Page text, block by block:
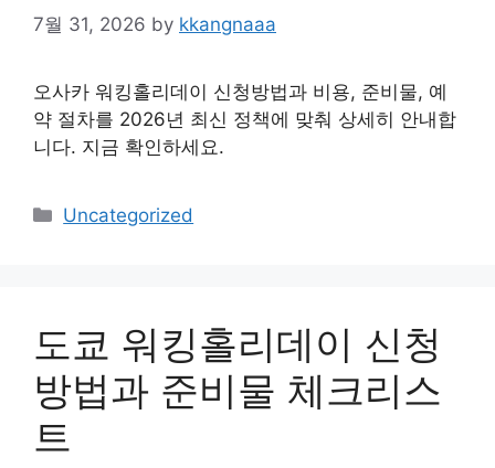
7월 31, 2026 by kkangnaaa
오사카 워킹홀리데이 신청방법과 비용, 준비물, 예
약 절차를 2026년 최신 정책에 맞춰 상세히 안내합
니다. 지금 확인하세요.
Categories
Uncategorized
도쿄 워킹홀리데이 신청
방법과 준비물 체크리스
트